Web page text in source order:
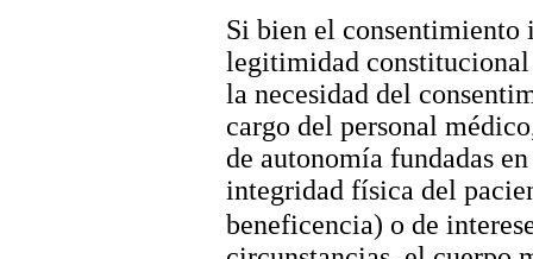
Si bien el consentimiento
legitimidad
la necesidad del
cargo del personal
de autonomía fundadas
integridad física del
beneficencia) o de